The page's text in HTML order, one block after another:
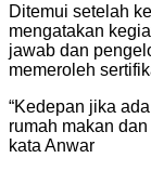
Ditemui setelah
mengatakan
jawab dan
memeroleh
“Kedepan jika
rumah makan
kata Anwar